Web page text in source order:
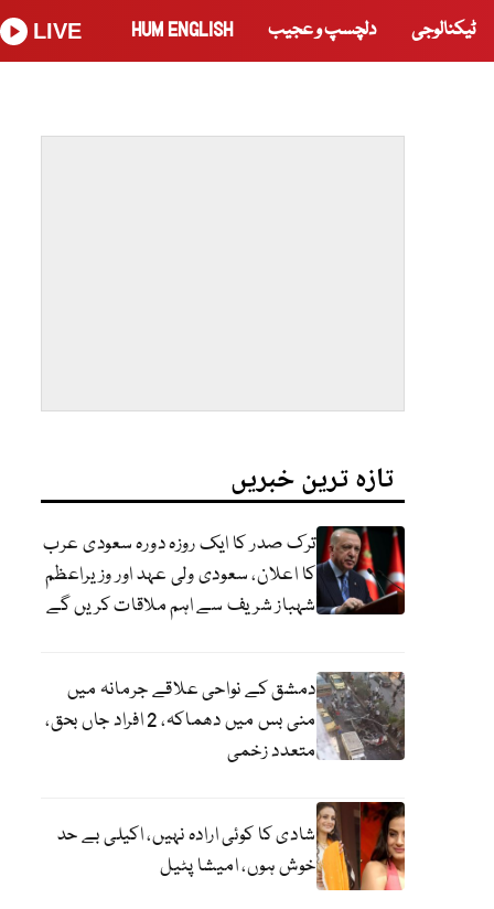
ٹیکنالوجی دلچسپ و عجیب HUM ENGLISH
LIVE
تازہ ترین خبریں
ترک صدر کا ایک روزہ دورہ سعودی عرب
کا اعلان، سعودی ولی عہد اور وزیراعظم
شہباز شریف سے اہم ملاقات کریں گے
دمشق کے نواحی علاقے جرمانہ میں
منی بس میں دھماکہ، 2 افراد جاں بحق،
متعدد زخمی
شادی کا کوئی ارادہ نہیں، اکیلی بے حد
خوش ہوں، امیشا پٹیل